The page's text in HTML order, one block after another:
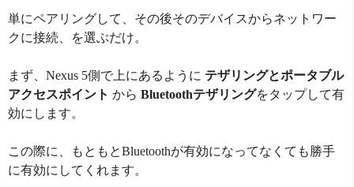
単にペアリングして、その後そのデバイスからネットワー
クに接続、を選ぶだけ。
まず、Nexus 5側で上にあるように テザリングとポータブル
アクセスポイント から Bluetoothテザリングをタップして有
効にします。
この際に、もともとBluetoothが有効になってなくても勝手
に有効にしてくれます。